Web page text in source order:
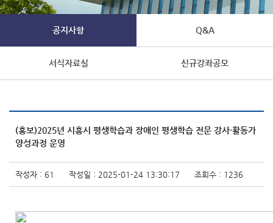
장애인 활동지원사 교육과정
커뮤니티
로그인
공지사항 Q&A
서식자료실 신규강좌공모
(홍보)2025년 시흥시 평생학습과 장애인 평생학습 전문 강사·활동가
양성과정 운영
작성자 : 61 작성일 : 2025-01-24 13:30:17 조회수 : 1236